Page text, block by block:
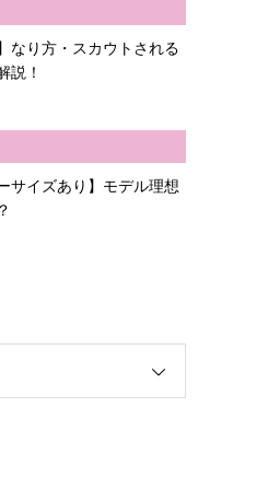
なり方・スカウトされる
説！
サイズあり】モデル理想